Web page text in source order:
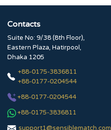
Contacts
Suite No: 9/38 (8th Floor),
Eastern Plaza, Hatirpool,
Dhaka 1205
+88-0175-3836811
+88-0177-0204544
+88-0177-0204544
+88-0175-3836811
support1@sensiblematch.com